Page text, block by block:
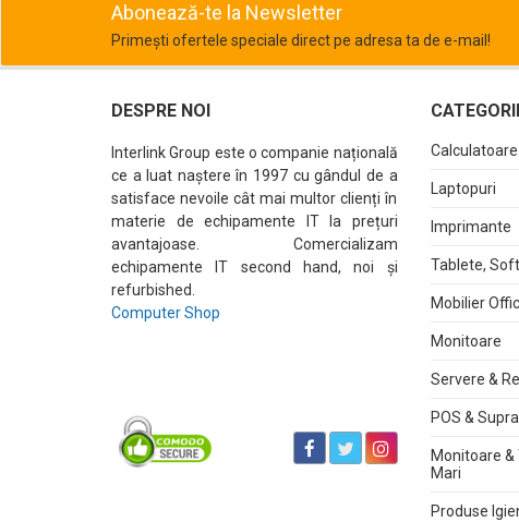
Abonează-te la Newsletter
Primești ofertele speciale direct pe adresa ta de e-mail!
DESPRE NOI
Interlink Group este o companie națională
ce a luat naștere în 1997 cu gândul de a
satisface nevoile cât mai multor clienți în
materie de echipamente IT la prețuri
avantajoase. Comercializam
echipamente IT second hand, noi și
refurbished.
Computer Shop
Calculatoare
Laptopuri
Imprimante
Tablete,
Mobilier
Monitoare
Servere &
POS &
Monitoare &
Mari
Produse